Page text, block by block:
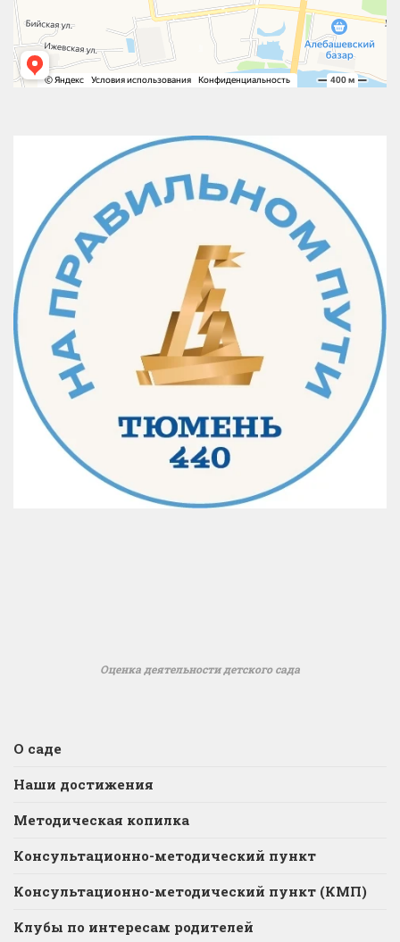
Оценка деятельности детского сада
О саде
Наши достижения
Методическая копилка
Консультационно-методический пункт
Консультационно-методический пункт (КМП)
Клубы по интересам родителей